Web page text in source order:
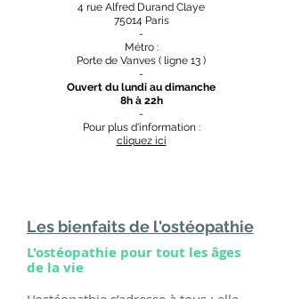
4 rue Alfred Durand Claye
75014 Paris
-
Métro :
Porte de Vanves ( ligne 13 )
-
Ouvert du lundi au dimanche
8h à 22h
-
Pour plus d'information :
cliquez ici
Les bienfaits de l'ostéopathie
L'ostéopathie pour tout les âges
de la vie